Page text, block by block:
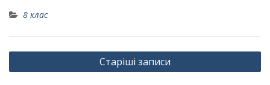
8 клас
Навігація
записів
Старіші записи